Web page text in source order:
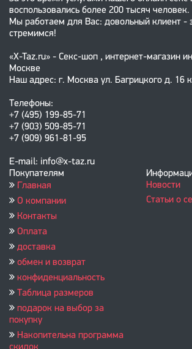
воспользовались более 200 тысяч человек.
Мы работаем для Вас: довольный клиент -
стремимся!
«X-Taz.ru» - Секс-шоп , интернет-магазин
Москве
Наш адрес: г. Москва ул. Багрицкого д. 16
Телефоны:
+7 (495) 199-85-71
+7 (903) 509-85-71
+7 (909) 961-81-95
E-mail: info@x-taz.ru
Покупателям
Главная
О компании
Контакты
Оплата
доставка
обмен и возврат
конфиденциальность
Таблица размеров
подарок на выбор за
покупку
Накопительна программа
Новости
Статьи о